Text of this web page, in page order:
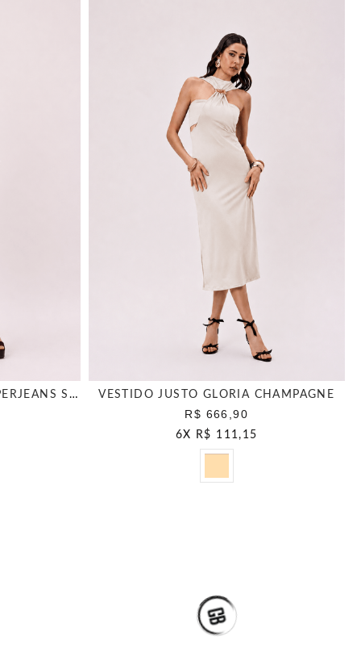
VESTIDO JUSTO COMFY SUPERJEANS SEPIA VESTIDO JUSTO GLORIA CHAMPAGNE
R$ 666,90
6X R$ 111,15